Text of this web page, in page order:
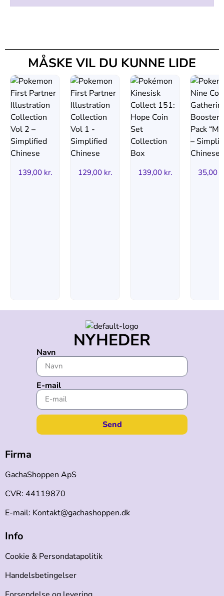
MÅSKE VIL DU KUNNE LIDE
139,00 kr. 129,00 kr. 139,00 kr. 35,00
NYHEDER
Navn
E-mail
Send
Firma
GachaShoppen ApS
CVR: 44119870
E-mail: Kontakt@gachashoppen.dk
Info
Cookie & Persondatapolitik
Handelsbetingelser